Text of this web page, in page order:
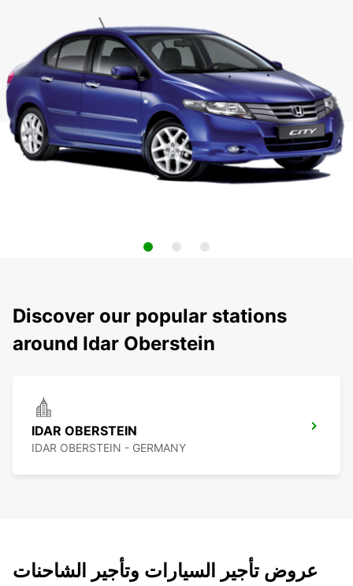
Discover our popular stations
around Idar Oberstein
IDAR OBERSTEIN
IDAR OBERSTEIN - GERMANY
عروض تأجير السيارات وتأجير الشاحنات